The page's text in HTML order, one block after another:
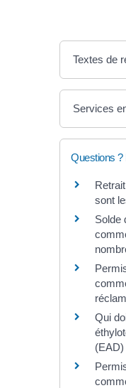
Textes de
Services
Questions ?
sont
Solde
Qui
(EAD)